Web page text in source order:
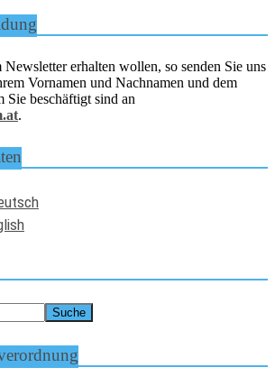
erhalten wollen, so senden Sie uns
Vornamen und Nachnamen und dem
Sie beschäftigt sind an
.